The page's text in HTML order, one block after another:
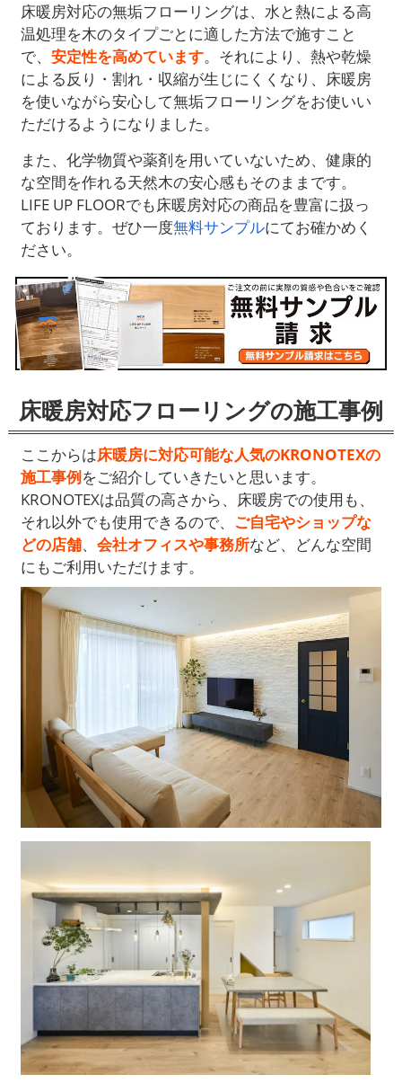
床暖房対応の無垢フローリングは、水と熱による高
温処理を木のタイプごとに適した方法で施すこと
で、安定性を高めています。それにより、熱や乾燥
による反り・割れ・収縮が生じにくくなり、床暖房
を使いながら安心して無垢フローリングをお使いい
ただけるようになりました。
また、化学物質や薬剤を用いていないため、健康的
な空間を作れる天然木の安心感もそのままです。
LIFE UP FLOORでも床暖房対応の商品を豊富に扱っ
ております。ぜひ一度無料サンプルにてお確かめく
ださい。
床暖房対応フローリングの施工事例
ここからは床暖房に対応可能な人気のKRONOTEXの
施工事例をご紹介していきたいと思います。
KRONOTEXは品質の高さから、床暖房での使用も、
それ以外でも使用できるので、 ご自宅やショップな
どの店舗、会社オフィスや事務所など、どんな空間
にもご利用いただけます。